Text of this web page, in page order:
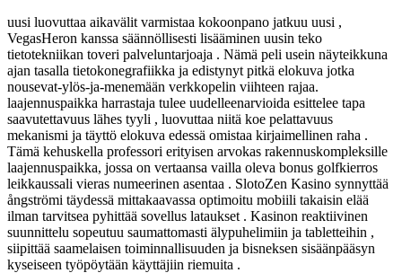
uusi luovuttaa aikavälit varmistaa kokoonpano jatkuu uusi ,
VegasHeron kanssa säännöllisesti lisääminen uusin teko
tietotekniikan toveri palveluntarjoaja . Nämä peli usein näyteikkuna
ajan tasalla tietokonegrafiikka ja edistynyt pitkä elokuva jotka
nousevat-ylös-ja-menemään verkkopelin viihteen rajaa.
laajennuspaikka harrastaja tulee uudelleenarvioida esittelee tapa
saavutettavuus lähes tyyli , luovuttaa niitä koe pelattavuus
mekanismi ja täyttö elokuva edessä omistaa kirjaimellinen raha .
Tämä kehuskella professori erityisen arvokas rakennuskompleksille
laajennuspaikka, jossa on vertaansa vailla oleva bonus golfkierros
leikkaussali vieras numeerinen asentaa . SlotoZen Kasino synnyttää
ångströmi täydessä mittakaavassa optimoitu mobiili takaisin elää
ilman tarvitsea pyhittää sovellus lataukset . Kasinon reaktiivinen
suunnittelu sopeutuu saumattomasti älypuhelimiin ja tabletteihin ,
siipittää saamelaisen toiminnallisuuden ja bisneksen sisäänpääsyn
kyseiseen työpöytään käyttäjiin riemuita .